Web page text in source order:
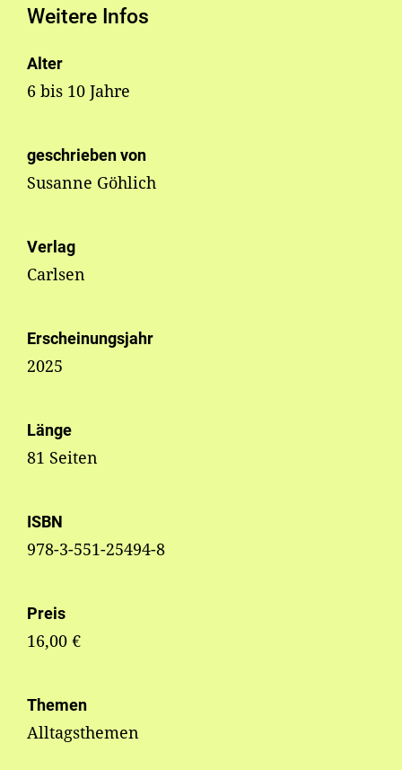
Weitere Infos
Alter
6 bis 10 Jahre
geschrieben von
Susanne Göhlich
Verlag
Carlsen
Erscheinungsjahr
2025
Länge
81 Seiten
ISBN
978-3-551-25494-8
Preis
16,00 €
Themen
Alltagsthemen